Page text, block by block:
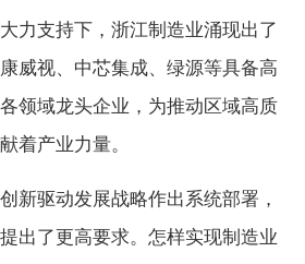
力支持下，浙江制造业涌现出了
威视、中芯集成、绿源等具备高
领域龙头企业，为推动区域高质
着产业力量。
新驱动发展战略作出系统部署，
出了更高要求。怎样实现制造业